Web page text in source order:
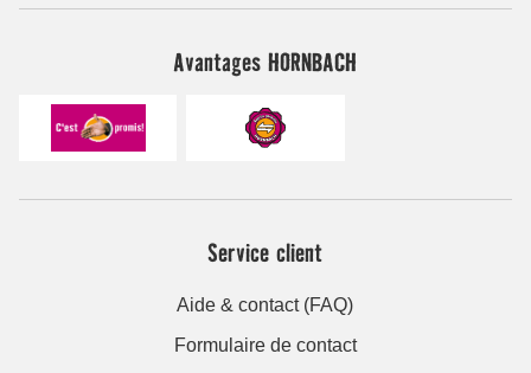
Avantages HORNBACH
Service client
Aide & contact (FAQ)
Formulaire de contact